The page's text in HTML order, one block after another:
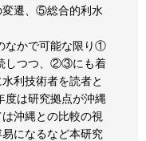
遷、⑤総合的利水
なかで可能な限り①
しつつ、②③にも着
利技術者を読者と
度は研究拠点が沖縄
沖縄との比較の視
になるなど本研究